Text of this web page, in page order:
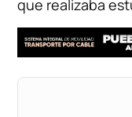
que realizaba